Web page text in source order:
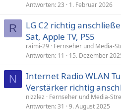
Antworten 23 1. Februar 2026
R
LG C2 richtig
Sat, Apple TV, PS5
raimi-29
Fernseher und Media-
Antworten 11 15. Dezember
N
Internet Radio WLAN
Verstärker richtig
nizzlez
Fernseher und Media-
Antworten 31 9. August 2025